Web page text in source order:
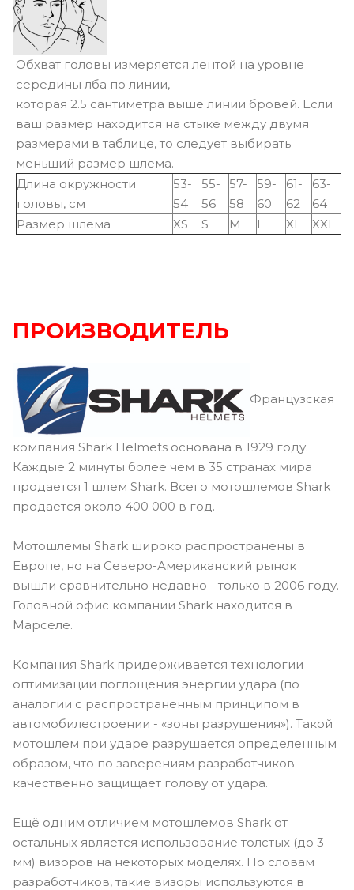
Обхват головы измеряется лентой на уровне
середины лба по линии,
которая 2.5 сантиметра выше линии бровей. Если
ваш размер находится на стыке между двумя
размерами в таблице, то следует выбирать
меньший размер шлема.
Длина окружности
головы, см
53-
54
55-
56
57-
58
59-
60
61-
62
63-
64
Размер шлема
XS S M L XL XXL
ПРОИЗВОДИТЕЛЬ
Французская
компания Shark Helmets основана в 1929 году.
Каждые 2 минуты более чем в 35 странах мира
продается 1 шлем Shark. Всего мотошлемов Shark
продается около 400 000 в год.
Мотошлемы Shark широко распространены в
Европе, но на Северо-Американский рынок
вышли сравнительно недавно - только в 2006 году.
Головной офис компании Shark находится в
Марселе.
Компания Shark придерживается технологии
оптимизации поглощения энергии удара (по
аналогии с распространенным принципом в
автомобилестроении - «зоны разрушения»). Такой
мотошлем при ударе разрушается определенным
образом, что по заверениям разработчиков
качественно защищает голову от удара.
Ещё одним отличием мотошлемов Shark от
остальных является использование толстых (до 3
мм) визоров на некоторых моделях. По словам
разработчиков, такие визоры используются в